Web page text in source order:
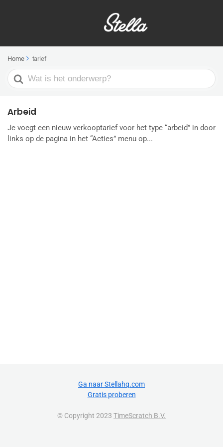
Home tarief
Search
For
Arbeid
Je voegt een nieuw verkooptarief voor het type “arbeid” in door
links op de pagina in het “Acties” menu op...
Ga naar Stellahq.com
Gratis proberen
© Copyright 2023 TimeScratch B.V.